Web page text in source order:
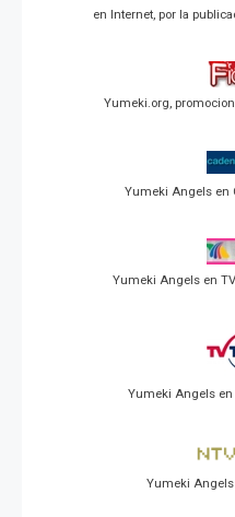
en Internet, por la
Yumeki.org,
Yumeki Angels en
Yumeki Angels en
Yumeki Angels en
Yumeki Angels